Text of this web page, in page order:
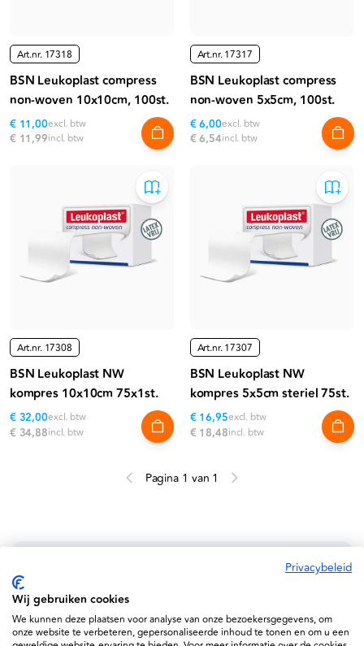
Art.nr. 17318
BSN Leukoplast compress
non-woven 10x10cm, 100st.
€ 11,00excl. btw
€ 11,99incl. btw
Art.nr.17317
BSN Leukoplast compress
non-woven 5x5cm, 100st.
€ 6,00excl. btw
€ 6,54incl. btw
Art.nr. 17308
BSN Leukoplast NW
kompres 10x10cm 75x1st.
€ 32,00excl. btw
€ 34,88incl. btw
Art.nr.17307
BSN Leukoplast NW
kompres 5x5cm steriel 75st.
€ 16,95excl. btw
€ 18,48incl. btw
Pagina 1 van 1
Service
Privacybeleid
Wij gebruiken cookies
We kunnen deze plaatsen voor analyse van onze bezoekersgegevens, om
onze website te verbeteren, gepersonaliseerde inhoud te tonen en om u een